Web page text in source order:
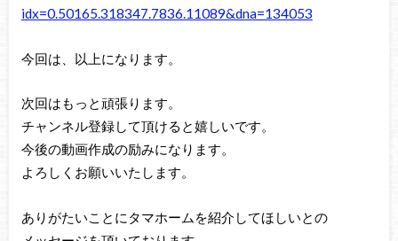
idx=0.50165.318347.7836.11089&dna=134053
今回は、以上になります。
次回はもっと頑張ります。
チャンネル登録して頂けると嬉しいです。
今後の動画作成の励みになります。
よろしくお願いいたします。
ありがたいことにタマホームを紹介してほしいとの